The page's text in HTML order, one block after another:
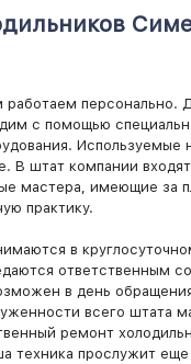
персонально.
с помощью
Используемые
В штат компании
мастера, имеющие за
практику.
в
ответственным
в день
всего штата
ремонт
техника прослужит